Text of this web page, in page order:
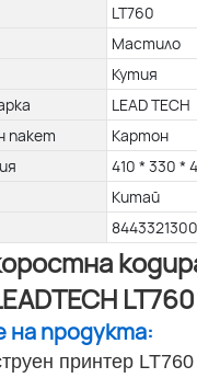
LT760
Мастило
Кутия
LEAD TECH
пакет
Картон
410 * 330 *
Китай
8443321300
LT760
на продукта:
принтер